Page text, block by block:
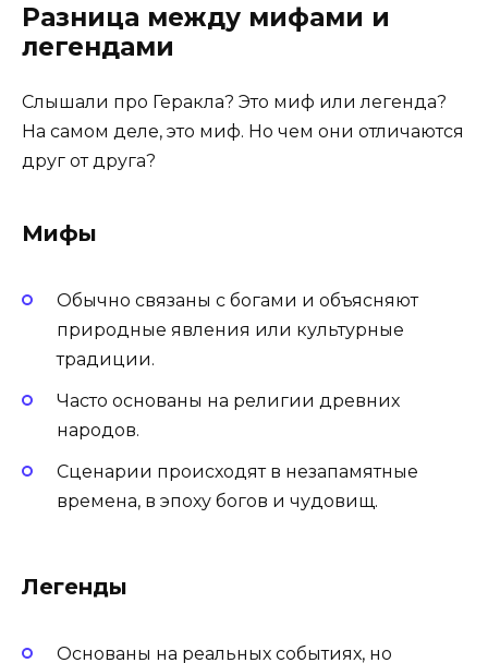
Разница между мифами и
легендами
Слышали про Геракла? Это миф или легенда?
На самом деле, это миф. Но чем они отличаются
друг от друга?
Мифы
Обычно связаны с богами и объясняют
природные явления или культурные
традиции.
Часто основаны на религии древних
народов.
Сценарии происходят в незапамятные
времена, в эпоху богов и чудовищ.
Легенды
Основаны на реальных событиях, но